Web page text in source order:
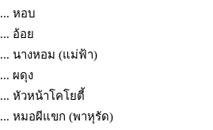
... หอบ
... อ้อย
... นางหอม (แม่ฟ้า)
... ผดุง
... หัวหน้าโคโยตี้
... หมอผีแขก (พาหุรัด)